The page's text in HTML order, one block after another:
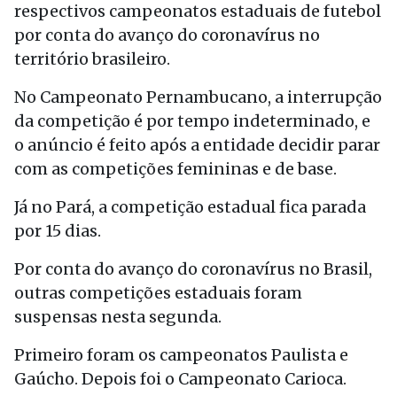
respectivos campeonatos estaduais de futebol
por conta do avanço do coronavírus no
território brasileiro.
No Campeonato Pernambucano, a interrupção
da competição é por tempo indeterminado, e
o anúncio é feito após a entidade decidir parar
com as competições femininas e de base.
Já no Pará, a competição estadual fica parada
por 15 dias.
Por conta do avanço do coronavírus no Brasil,
outras competições estaduais foram
suspensas nesta segunda.
Primeiro foram os campeonatos Paulista e
Gaúcho. Depois foi o Campeonato Carioca.